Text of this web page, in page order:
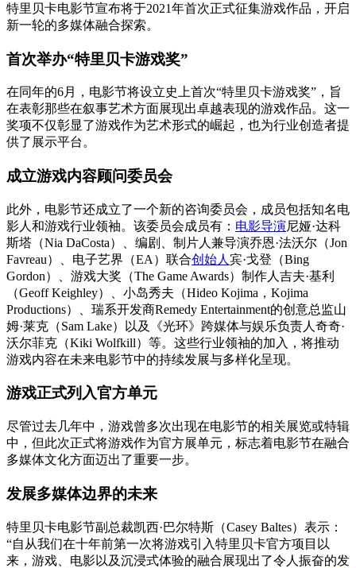
特里贝卡电影节宣布将于2021年首次正式征集游戏作品，开启
新一轮的多媒体融合探索。
首次举办“特里贝卡游戏奖”
在同年的6月，电影节将设立史上首次“特里贝卡游戏奖”，旨
在表彰那些在叙事艺术方面展现出卓越表现的游戏作品。这一
奖项不仅彰显了游戏作为艺术形式的崛起，也为行业创造者提
供了展示平台。
成立游戏内容顾问委员会
此外，电影节还成立了一个新的咨询委员会，成员包括知名电
影人和游戏行业领袖。该委员会成员有： 电影导演尼娅·达科
斯塔（Nia DaCosta）、编剧、制片人兼导演乔恩·法沃尔（Jon
Favreau）、电子艺界（EA）联合创始人 宾·戈登（Bing
Gordon）、游戏大奖（The Game Awards）制作人吉夫·基利
（Geoff Keighley）、小岛秀夫（Hideo Kojima，Kojima
Productions）、瑞系开发商Remedy Entertainment的创意总监山
姆·莱克（Sam Lake）以及《光环》跨媒体与娱乐负责人奇奇·
沃尔菲克（Kiki Wolfkill）等。这些行业领袖的加入，将推动
游戏内容在未来电影节中的持续发展与多样化呈现。
游戏正式列入官方单元
尽管过去几年中，游戏曾多次出现在电影节的相关展览或特辑
中，但此次正式将游戏作为官方展单元，标志着电影节在融合
多媒体文化方面迈出了重要一步。
发展多媒体边界的未来
特里贝卡电影节副总裁凯西·巴尔特斯（Casey Baltes）表示：
“自从我们在十年前第一次将游戏引入特里贝卡官方项目以
来，游戏、电影以及沉浸式体验的融合展现出了令人振奋的发